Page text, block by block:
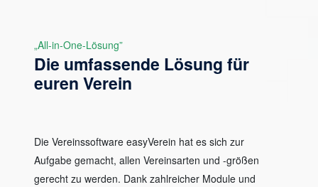
„All-in-One-Lösung”
Die umfassende Lösung für
euren Verein
Die Vereinssoftware easyVerein hat es sich zur
Aufgabe gemacht, allen Vereinsarten und -größen
gerecht zu werden. Dank zahlreicher Module und